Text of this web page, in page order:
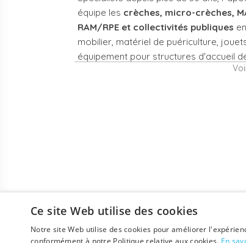
équipe les crèches, micro-crèches,
RAM/RPE et collectivités publiques en
mobilier, matériel de puériculture,
équipement pour structures d'accueil
couchettes
empilables, meubles
à langer sur mesure
en résine
places, transats,
chaises hautes,
sièges auto,
biberons et
Ce site Web utilise des cookies
Notre site Web utilise des cookies pour améliorer
conformément à notre Politique relative aux cookies. En